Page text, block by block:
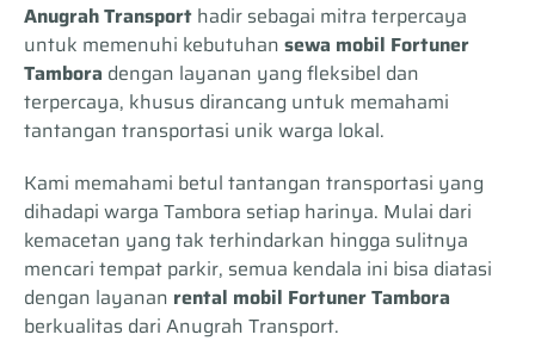
Anugrah Transport hadir sebagai mitra terpercaya
untuk memenuhi kebutuhan sewa mobil Fortuner
Tambora dengan layanan yang fleksibel dan
terpercaya, khusus dirancang untuk memahami
tantangan transportasi unik warga lokal.
Kami memahami betul tantangan transportasi yang
dihadapi warga Tambora setiap harinya. Mulai dari
kemacetan yang tak terhindarkan hingga sulitnya
mencari tempat parkir, semua kendala ini bisa diatasi
dengan layanan rental mobil Fortuner Tambora
berkualitas dari Anugrah Transport.